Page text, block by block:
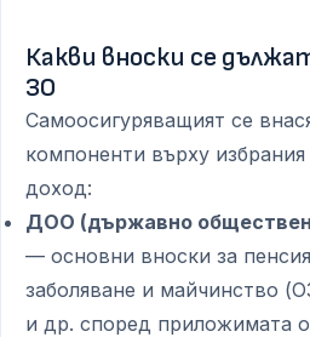
Какви вноски се
ЗО
Самоосигуряващият се
компоненти върху избрания
доход:
ДОО (държавно
— основни вноски за
заболяване и майчинство
и др. според приложимата